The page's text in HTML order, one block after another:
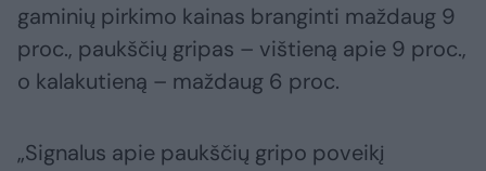
gaminių pirkimo kainas branginti maždaug 9
proc., paukščių gripas – vištieną apie 9 proc.,
o kalakutieną – maždaug 6 proc.
„Signalus apie paukščių gripo poveikį